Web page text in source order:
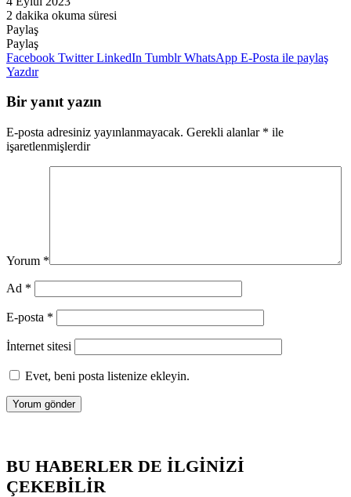
2 dakika okuma süresi
Paylaş
Facebook
Twitter
LinkedIn
Pinterest
Messenger
Messenger
WhatsApp
Telegram
E-
Posta
ile
Yazdır
Paylaş
Facebook Twitter LinkedIn Tumblr WhatsApp E-Posta ile paylaş
Yazdır
Bir yanıt yazın
E-posta adresiniz yayınlanmayacak. Gerekli alanlar * ile
işaretlenmişlerdir
Yorum *
Ad *
E-posta *
İnternet sitesi
Evet, beni posta listenize ekleyin.
BU HABERLER DE İLGİNİZİ
ÇEKEBİLİR